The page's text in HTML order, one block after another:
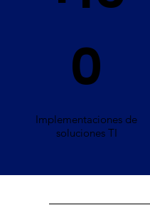
0
Implementaciones de
soluciones TI